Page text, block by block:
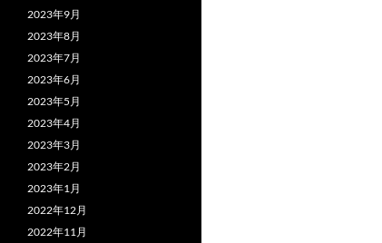
2023年9月
2023年8月
2023年7月
2023年6月
2023年5月
2023年4月
2023年3月
2023年2月
2023年1月
2022年12月
2022年11月